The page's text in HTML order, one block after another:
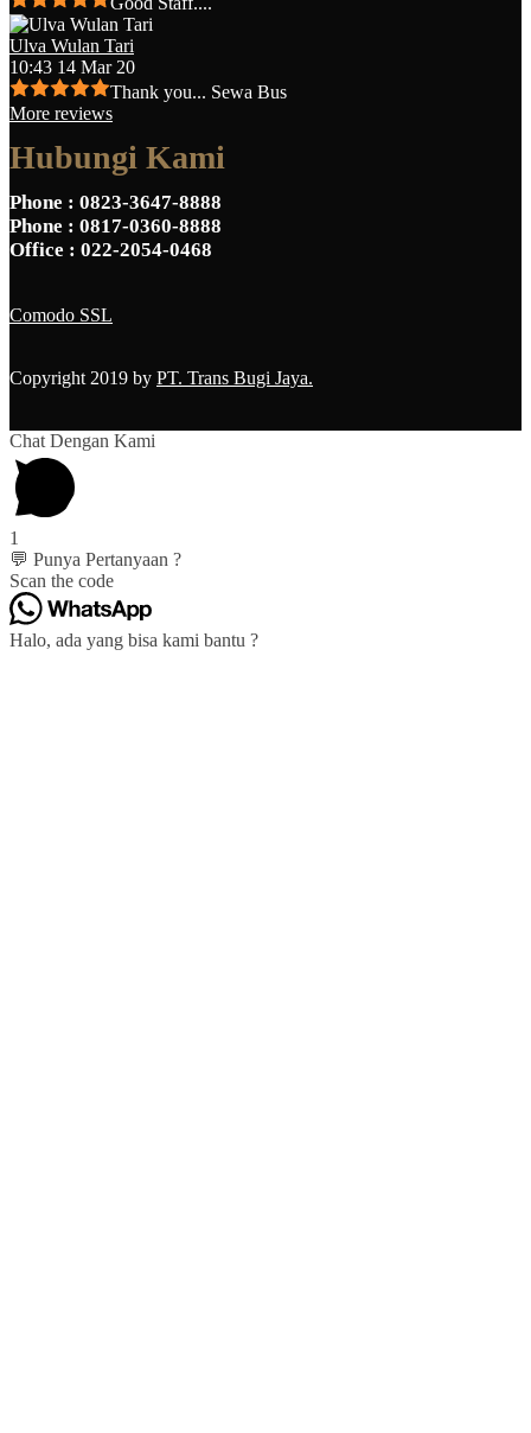
Ulva Wulan Tari
10:43 14 Mar 20
Thank you... Sewa Bus
More reviews
Hubungi Kami
Phone : 0823-3647-8888
Phone : 0817-0360-8888
Office : 022-2054-0468
Comodo SSL
Copyright 2019 by PT. Trans Bugi Jaya.
Chat Dengan Kami
1
💬 Punya Pertanyaan ?
Scan the code
Halo, ada yang bisa kami bantu ?